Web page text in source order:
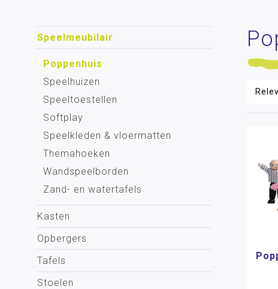
Speelmeubilair
Poppenhuis
Speelhuizen
Speeltoestellen
Softplay
Speelkleden & vloermatten
Themahoeken
Wandspeelborden
Zand- en watertafels
Kasten
Opbergers
Tafels
Stoelen